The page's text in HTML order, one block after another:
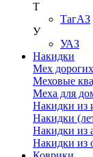
Т
ТагАЗ
У
УАЗ
Накидки
Мех
Меховые
Меха для
Накидки из
Накидки
Накидки из
Накидки из